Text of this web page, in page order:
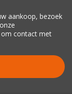
aankoop, bezoek
om contact met